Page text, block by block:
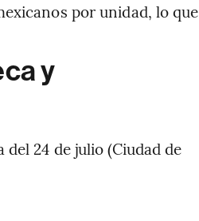
por unidad, lo que
y
24 de julio (Ciudad de